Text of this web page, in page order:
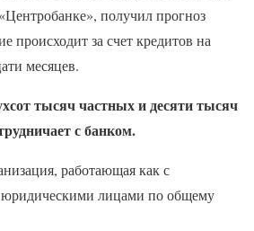
получил прогноз
происходит за счет кредитов на
месяцев.
тысяч частных и десяти тысяч
с банком.
работающая как с
лицами по общему